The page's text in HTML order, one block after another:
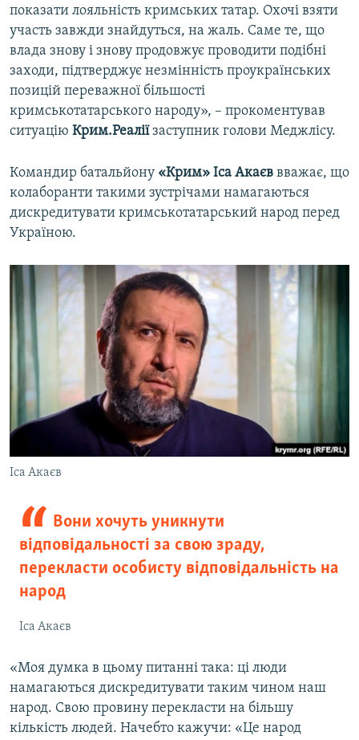
показати лояльність кримських татар. Охочі взяти
участь завжди знайдуться, на жаль. Саме те, що
влада знову і знову продовжує проводити подібні
заходи, підтверджує незмінність проукраїнських
позицій переважної більшості
кримськотатарського народу», – прокоментував
ситуацію Крим.Реаліїзаступник голови Меджлісу.
Командир батальйону «Крим» Іса Акаєв вважає, що
колаборанти такими зустрічами намагаються
дискредитувати кримськотатарський народ перед
Україною.
Іса Акаєв
Вони хочуть уникнути
відповідальності за свою зраду,
перекласти особисту відповідальність на
народ
Іса Акаєв
«Моя думка в цьому питанні така: ці люди
намагаються дискредитувати таким чином наш
народ. Свою провину перекласти на більшу
кількість людей. Начебто кажучи: «Це народ